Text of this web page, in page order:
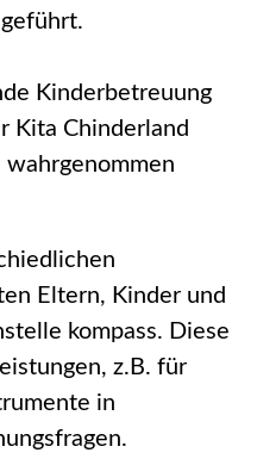
Kinderbetreuung
Kita Chinderland
Eltern, Kinder und
kompass. Diese
z.B. für
in